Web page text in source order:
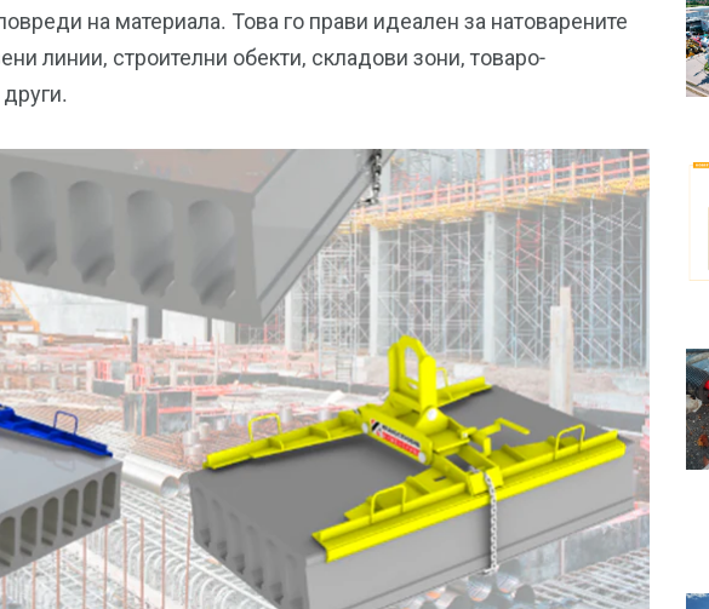
на материала. Това го прави идеален за натоварените
линии, строителни обекти, складови зони, товаро-